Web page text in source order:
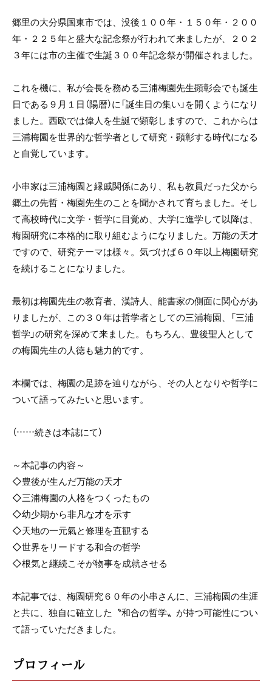
郷里の大分県国東市では、没後１００年・１５０年・２００
年・２２５年と盛大な記念祭が行われて来ましたが、２０２
３年には市の主催で生誕３００年記念祭が開催されました。
これを機に、私が会長を務める三浦梅園先生顕彰会でも誕生
日である９月１日（陽暦）に「誕生日の集い」を開くようになり
ました。西欧では偉人を生誕で顕彰しますので、これからは
三浦梅園を世界的な哲学者として研究・顕彰する時代になる
と自覚しています。
小串家は三浦梅園と縁戚関係にあり、私も教員だった父から
郷土の先哲・梅園先生のことを聞かされて育ちました。そし
て高校時代に文学・哲学に目覚め、大学に進学して以降は、
梅園研究に本格的に取り組むようになりました。万能の天才
ですので、研究テーマは様々。気づけば６０年以上梅園研究
を続けることになりました。
最初は梅園先生の教育者、漢詩人、能書家の側面に関心があ
りましたが、この３０年は哲学者としての三浦梅園、「三浦
哲学」の研究を深めて来ました。もちろん、豊後聖人として
の梅園先生の人徳も魅力的です。
本欄では、梅園の足跡を辿りながら、その人となりや哲学に
ついて語ってみたいと思います。
（……続きは本誌にて）
～本記事の内容～
◇豊後が生んだ万能の天才
◇三浦梅園の人格をつくったもの
◇幼少期から非凡な才を示す
◇天地の一元氣と條理を直観する
◇世界をリードする和合の哲学
◇根気と継続こそが物事を成就させる
本記事では、梅園研究６０年の小串さんに、三浦梅園の生涯
と共に、独自に確立した〝和合の哲学〟が持つ可能性につい
て語っていただきました。
プロフィール